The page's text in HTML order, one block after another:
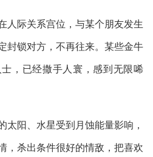
人际关系宫位，与某个朋友发生
封锁对方，不再往来。某些金牛
，已经撒手人寰，感到无限唏
太阳、水星受到月蚀能量影响，
，杀出条件很好的情敌，把喜欢